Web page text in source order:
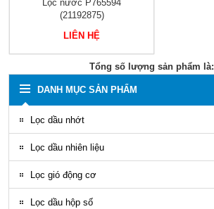
Lọc nước P765594
(21192875)
LIÊN HỆ
Tổng số lượng sản phẩm là:
DANH MỤC SẢN PHẨM
Lọc dầu nhớt
Lọc dầu nhiên liệu
Lọc gió động cơ
Lọc dầu hộp số